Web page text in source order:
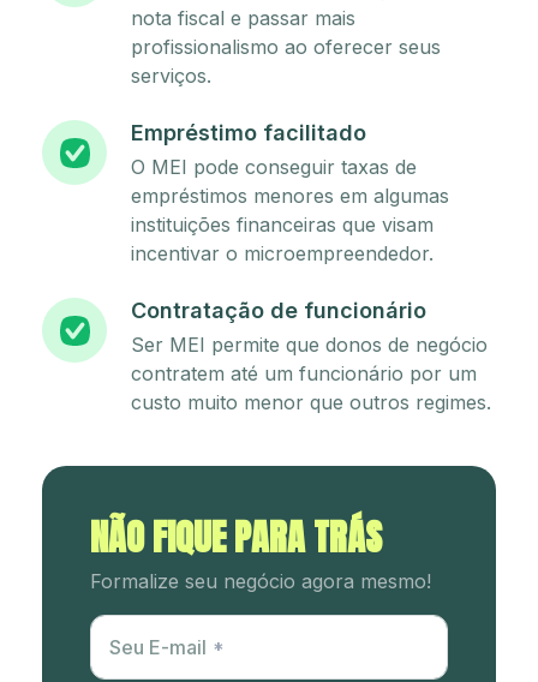
nota fiscal e passar mais
profissionalismo ao oferecer seus
serviços.
Empréstimo facilitado
O MEI pode conseguir taxas de
empréstimos menores em algumas
instituições financeiras que visam
incentivar o microempreendedor.
Contratação de funcionário
Ser MEI permite que donos de negócio
contratem até um funcionário por um
custo muito menor que outros regimes.
NÃO FIQUE PARA TRÁS
Formalize seu negócio agora mesmo!
Utm Content
Seu E-mail